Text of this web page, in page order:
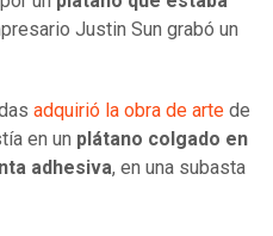
Justin Sun grabó un
adquirió la obra de arte de
en un plátano colgado en
adhesiva, en una subasta